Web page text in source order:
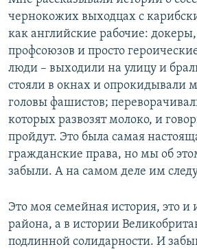
чернокожих выходцах с
как английские рабочие:
профсоюзов и просто
люди – выходили на улицу и
стояли в окнах и опрокидывали
головы фашистов;
которых развозят молоко, и
пройдут. Это была самая
гражданские права, но мы об
забыли. А на самом деле им
Это моя семейная история, это и
района, а в истории
подлинной солидарности. И